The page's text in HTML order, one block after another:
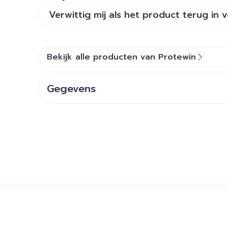
Verwittig mij als het product terug in
Bekijk alle producten van Protewin
Gegevens